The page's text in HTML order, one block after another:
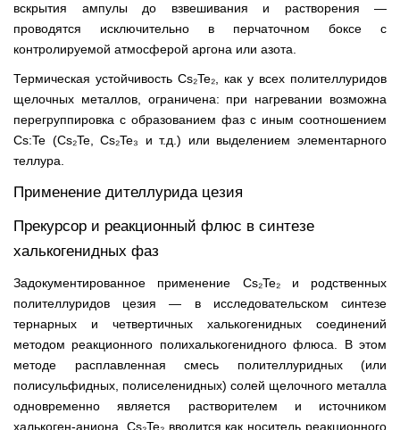
вскрытия ампулы до взвешивания и растворения —
проводятся исключительно в перчаточном боксе с
контролируемой атмосферой аргона или азота.
Термическая устойчивость Cs₂Te₂, как у всех полителлуридов
щелочных металлов, ограничена: при нагревании возможна
перегруппировка с образованием фаз с иным соотношением
Cs:Te (Cs₂Te, Cs₂Te₃ и т.д.) или выделением элементарного
теллура.
Применение дителлурида цезия
Прекурсор и реакционный флюс в синтезе
халькогенидных фаз
Задокументированное применение Cs₂Te₂ и родственных
полителлуридов цезия — в исследовательском синтезе
тернарных и четвертичных халькогенидных соединений
методом реакционного полихалькогенидного флюса. В этом
методе расплавленная смесь полителлуридных (или
полисульфидных, полиселенидных) солей щелочного металла
одновременно является растворителем и источником
халькоген-аниона. Cs₂Te₂ вводится как носитель реакционного